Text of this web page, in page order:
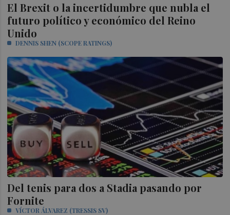
El Brexit o la incertidumbre que nubla el
futuro político y económico del Reino
Unido
DENNIS SHEN (SCOPE RATINGS)
Del tenis para dos a Stadia pasando por
Fornite
VÍCTOR ÁLVAREZ (TRESSIS SV)